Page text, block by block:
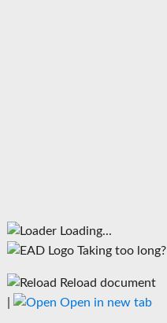
Loading...
Taking too long?
Reload document
Open in new tab